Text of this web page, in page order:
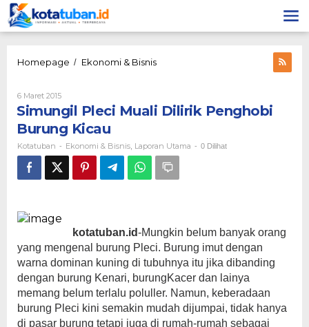
Lewati
ke
konten
Homepage / Ekonomi & BisnisSimungil
Penghobi
6 Maret 2015Oleh
Kotatuban
Simungil Pleci Muali Dilirik Penghobi
Burung Kicau
Kotatuban - Ekonomi & Bisnis Laporan Utama - 0 Dilihat
kotatuban.id-Mungkin belum banyak orang
yang mengenal burung Pleci. Burung imut dengan
warna dominan kuning di tubuhnya itu jika dibanding
dengan burung Kenari, burungKacer dan lainya
memang belum terlalu poluller. Namun, keberadaan
burung Pleci kini semakin mudah dijumpai, tidak hanya
di pasar burung tetapi juga di rumah-rumah sebagai